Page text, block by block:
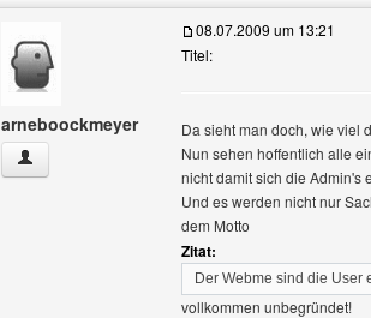
arneboockmeyer
arneboockmeyer Benutzer-Profile anzeigen
08.07.2009 um 13:21
Titel:
Da sieht man doch, wie viel
Nun sehen hoffentlich alle
nicht damit sich die Admin's
Und es werden nicht nur
dem Motto
Zitat:
Der Webme sind die User
vollkommen unbegründet!